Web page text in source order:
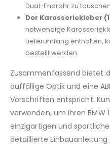
Dual-Endrohr zu
Der Karosseriekleber
notwendige
Lieferumfang enthalten,
bestellt werden.
Zusammenfassend bietet
auffällige Optik und eine
Vorschriften entspricht.
verwenden, um ihren BMW
einzigartigen und
detaillierte Einbauanleitung